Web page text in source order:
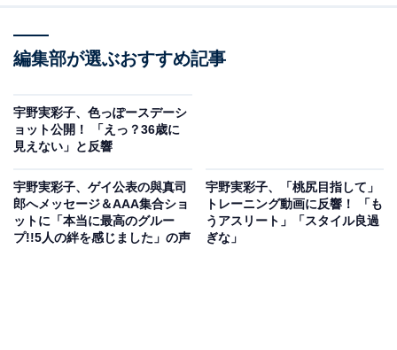
編集部が選ぶおすすめ記事
宇野実彩子、色っぽースデーシ
ョット公開！ 「えっ？36歳に
見えない」と反響
宇野実彩子、ゲイ公表の與真司
郎へメッセージ＆AAA集合ショ
ットに「本当に最高のグルー
プ!!5人の絆を感じました」の声
宇野実彩子、「桃尻目指して」
トレーニング動画に反響！ 「も
うアスリート」「スタイル良過
ぎな」